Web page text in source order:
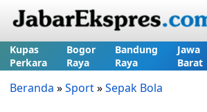
Kupas
Perkara
Bogor
Raya
Bandung
Raya
Jawa
Barat
Beranda »Sport»Sepak Bola